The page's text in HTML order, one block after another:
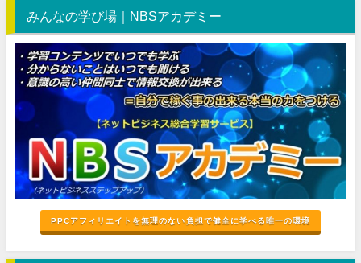
みんなの学び場｜NBSアカデミー
PPCアフィリエイトを無理のない負担で健全に学べる唯一の環境